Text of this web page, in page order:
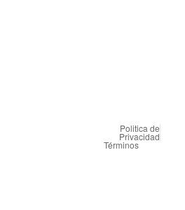
Politica de
Privacidad
Términos